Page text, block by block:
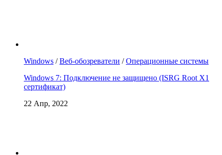
Windows /Веб-обозреватели /Операционные системы
Windows 7: Подключение не защищено (ISRG Root X1
сертификат)
22 Апр, 2022